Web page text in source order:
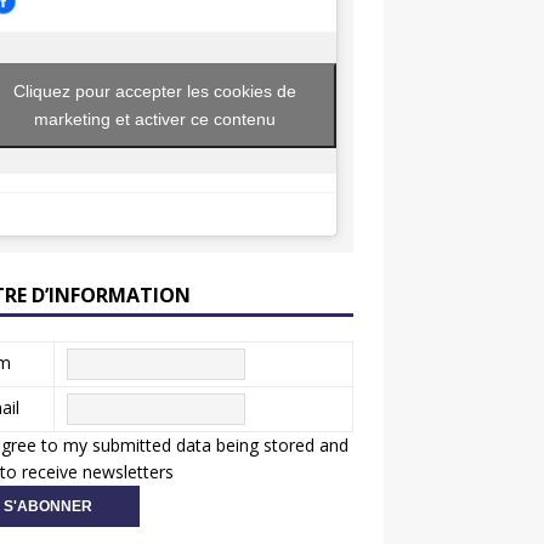
Cliquez pour accepter les cookies de
marketing et activer ce contenu
D’INFORMATION
to my submitted data being stored and
receive newsletters